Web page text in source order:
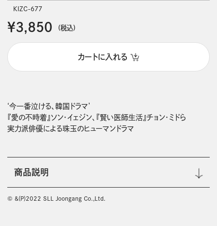
KIZC-677
￥3,850 (税込)
カートに入れる
‘今一番泣ける、韓国ドラマ’
『愛の不時着』ソン・イェジン、『賢い医師生活』チョン・ミドら
商品説明
© &(P)2022 SLL Joongang Co.,Ltd.